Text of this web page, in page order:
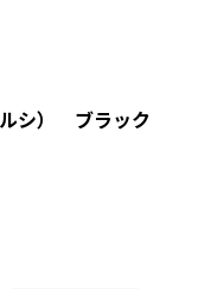
シ） ブラック